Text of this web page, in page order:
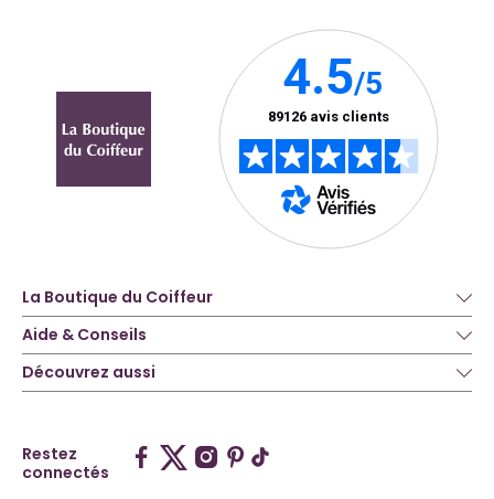
La Boutique du Coiffeur
Aide & Conseils
Découvrez aussi
Restez
connectés